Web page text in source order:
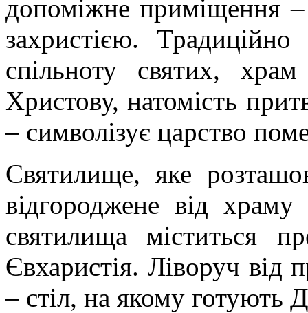
допоміжне приміщення
захристією.
спільноту святих,
Христову, натомість
– символізує царство
Святилище, яке
відгороджене від
святилища міститься
Євхаристія. Ліворуч від
– стіл, на якому готують